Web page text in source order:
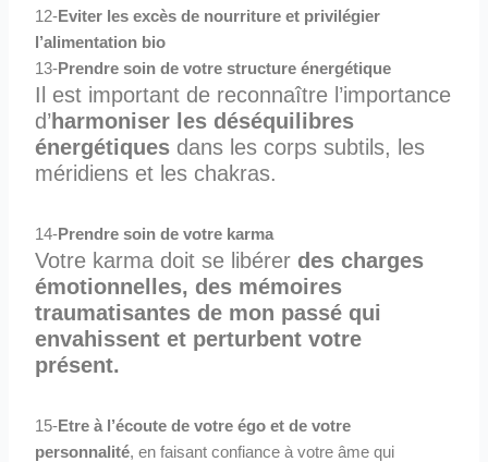
12-Eviter les excès de nourriture et privilégier
l’alimentation bio
13-Prendre soin de votre structure énergétique
Il est important de reconnaître l’importance
d’harmoniser les déséquilibres
énergétiques dans les corps subtils, les
méridiens et les chakras.
14-Prendre soin de votre karma
Votre karma doit se libérer des charges
émotionnelles, des mémoires
traumatisantes de mon passé qui
envahissent et perturbent votre
présent.
15-Etre à l’écoute de votre égo et de votre
personnalité, en faisant confiance à votre âme qui